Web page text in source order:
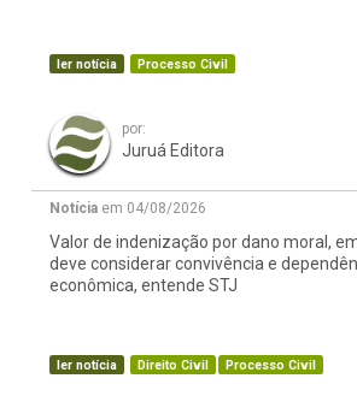
ler notícia Processo Civil
por:
Juruá Editora
Notícia em 04/08/2026
Valor de indenização por dano moral,
deve considerar convivência e
econômica, entende STJ
ler notícia Direito Civil Processo Civil